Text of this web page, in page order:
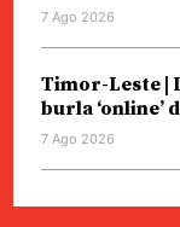
7 Ago 2026
Timor-Leste |
burla ‘online’
7 Ago 2026